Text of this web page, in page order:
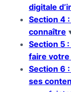
digitale
Section 4
connaître
Section 5
faire
Section 6
ses